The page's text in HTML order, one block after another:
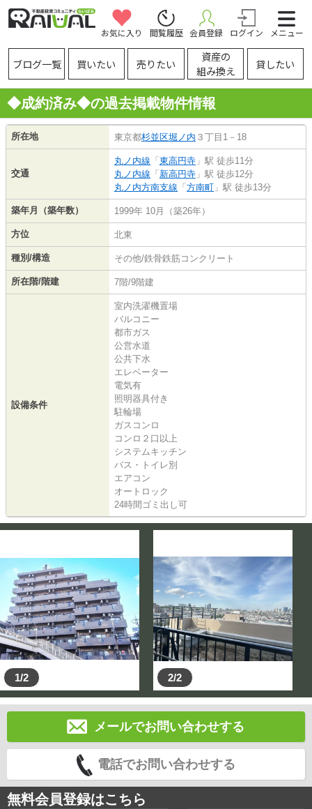
お気に入り 閲覧履歴 会員登録 ログイン メニュー
ブログ一覧 買いたい 売りたい
資産の
組み換え
貸したい
◆成約済み◆の過去掲載物件情報
所在地 東京都杉並区堀ノ内 ３丁目1－18
交通
丸ノ内線 「東高円寺 」駅 徒歩11分
丸ノ内線 「新高円寺 」駅 徒歩12分
丸ノ内方南支線 「方南町 」駅 徒歩13分
築年月（築年数） 1999年 10月（築26年）
方位 北東
種別/構造 その他/鉄骨鉄筋コンクリート
所在階/階建 7階/9階建
設備条件
室内洗濯機置場
バルコニー
都市ガス
公営水道
公共下水
エレベーター
電気有
照明器具付き
駐輪場
ガスコンロ
コンロ２口以上
システムキッチン
バス・トイレ別
エアコン
オートロック
24時間ゴミ出し可
1/2 2/2
メールでお問い合わせする
電話でお問い合わせする
無料会員登録はこちら